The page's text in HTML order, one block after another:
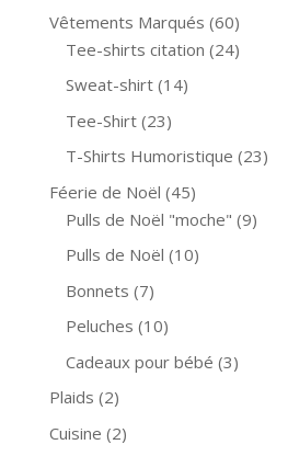
Vêtements Marqués (60)
Tee-shirts citation (24)
Sweat-shirt (14)
Tee-Shirt (23)
T-Shirts Humoristique (23)
Féerie de Noël (45)
Pulls de Noël "moche" (9)
Pulls de Noël (10)
Bonnets (7)
Peluches (10)
Cadeaux pour bébé (3)
Plaids (2)
Cuisine (2)